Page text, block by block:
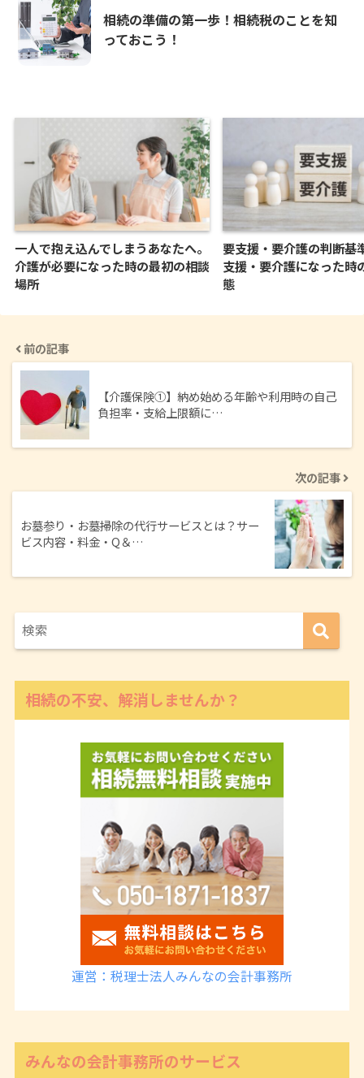
相続の準備の第一歩！相続税のことを知
っておこう！
一人で抱え込んでしまうあなたへ。
介護が必要になった時の最初の相談
場所
要支援・要介護の判断基
支援・要介護になった時
態
前の記事
【介護保険①】納め始める年齢や利用時の自己
負担率・支給上限額に…
次の記事
お墓参り・お墓掃除の代行サービスとは？サー
ビス内容・料金・Q＆…
相続の不安、解消しませんか？
運営：税理士法人みんなの会計事務所
みんなの会計事務所のサービス